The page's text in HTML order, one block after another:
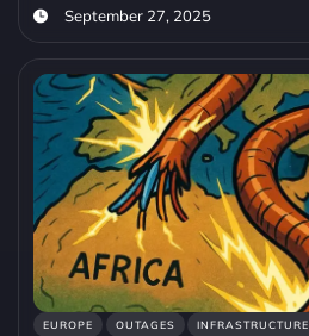
September 27, 2025
EUROPE OUTAGES INFRASTRUCTURE